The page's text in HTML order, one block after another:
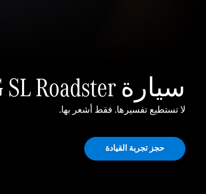
سيارة Mercedes-AMG SL Roadster
لا تستطيع تفسيرها. فقط أشعر بها.
حجز تجربة القيادة